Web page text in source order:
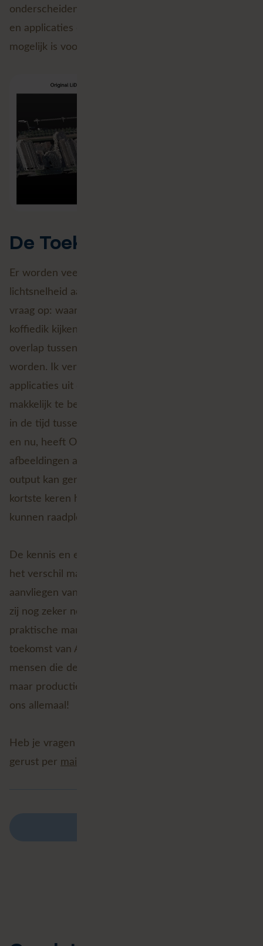
onderscheiden. Zo worden er steeds meer GIS tools
en applicaties ontwikkeld die de grenzen van wat
mogelijk is voorbij gaan!
De Toekomst van Geo AI?
Er worden veel nieuwe ontwikkelingen op
lichtsnelheid aan de man gebracht. Dat roept de
vraag op: waar zijn we over 3, 5 of 10 jaar? Dit blijft
koffiedik kijken. Maar ik durf wel te stellen dat de
overlap tussen AI en GIS alleen maar groter gaat
worden. Ik verwacht dat er steeds meer ruimtelijke
applicaties uit de grond schieten die net zo
makkelijk te bevragen zijn als ChatGPT. Sterker nog:
in de tijd tussen dat ik dit artikel begon te schrijven
en nu, heeft OpenAI
afbeeldingen als input kan gebruiken en ook als
output kan genereren. Ik vermoed dat we binnen de
kortste keren hier ook een ruimtelijke variant van
kunnen raadplegen!
De kennis en ervaring van GIS-experts is en blijft
het verschil maken, ook in het AI-tijdperk. Voor het
aanvliegen van uitgebreide spatial vraagstukken zijn
zij nog zeker nodig om deze op een slimme en
praktische manier uit te werken. Al met al ziet de
toekomst van AI en GIS er rooskleurig uit, waarbij de
mensen die deze ontwikkelingen omarmen alleen
maar productiever zullen worden, ten goede van
ons allemaal!
Heb je vragen over AI en GIS? Stel ze Michael Tuijp
gerust per mail